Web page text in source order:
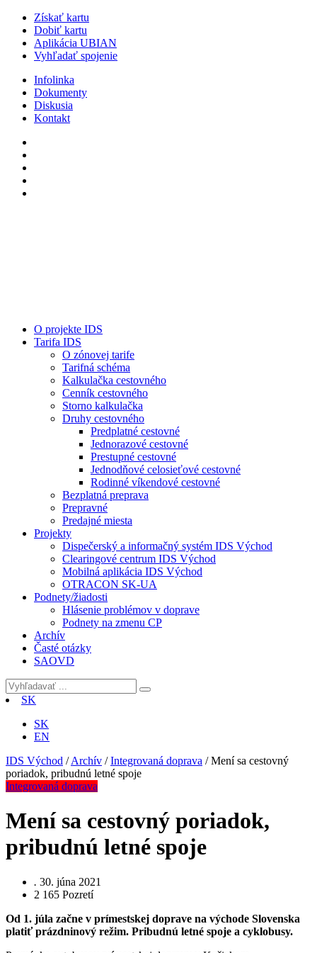
Získať kartu
Dobiť kartu
Aplikácia UBIAN
Vyhľadať spojenie
Infolinka
Dokumenty
Diskusia
Kontakt
O projekte IDS
Tarifa IDS
O zónovej tarife
Tarifná schéma
Kalkulačka cestovného
Cenník cestovného
Storno kalkulačka
Druhy cestovného
Predplatné cestovné
Jednorazové cestovné
Prestupné cestovné
Jednodňové celosieťové cestovné
Rodinné víkendové cestovné
Bezplatná preprava
Prepravné
Predajné miesta
Projekty
Dispečerský a informačný systém IDS Východ
Clearingové centrum IDS Východ
Mobilná aplikácia IDS Východ
OTRACON SK-UA
Podnety/žiadosti
Hlásenie problémov v doprave
Podnety na zmenu CP
Archív
Časté otázky
SAOVD
SK
SK
EN
IDS Východ /Archív /Integrovaná doprava /Mení sa cestovný
poriadok, pribudnú letné spoje
Integrovaná doprava
Mení sa cestovný poriadok,
pribudnú letné spoje
. 30. júna 2021
2 165 Pozretí
Od 1. júla začne v prímestskej doprave na východe Slovenska
platiť prázdninový režim. Pribudnú letné spoje a cyklobusy.